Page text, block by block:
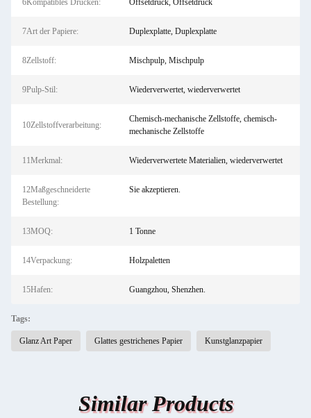
6Kompatibles Drucken: Offsetdruck, Offsetdruck
7Art der Papiere: Duplexplatte, Duplexplatte
8Zellstoff: Mischpulp, Mischpulp
9Pulp-Stil: Wiederverwertet, wiederverwertet
10Zellstoffverarbeitung:
Chemisch-mechanische Zellstoffe, chemisch-
mechanische Zellstoffe
11Merkmal: Wiederverwertete Materialien, wiederverwertet
12Maßgeschneiderte
Bestellung:
Sie akzeptieren.
13MOQ: 1 Tonne
14Verpackung: Holzpaletten
15Hafen: Guangzhou, Shenzhen.
Tags:
Glanz Art Paper Glattes gestrichenes Papier Kunstglanzpapier
Similar Products